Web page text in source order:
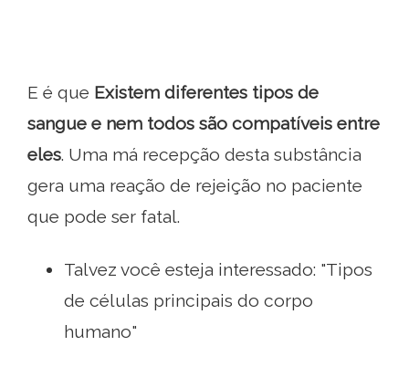
E é que Existem diferentes tipos de
sangue e nem todos são compatíveis entre
eles. Uma má recepção desta substância
gera uma reação de rejeição no paciente
que pode ser fatal.
Talvez você esteja interessado: "Tipos
de células principais do corpo
humano"